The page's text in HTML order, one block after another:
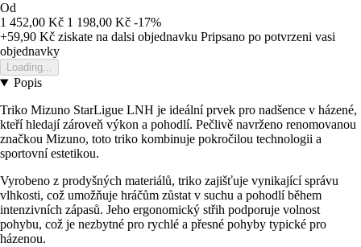
Od
1 452,00 Kč 1 198,00 Kč -17%
+59,90 Kč ziskate na dalsi objednavku Pripsano po potvrzeni vasi
objednavky
Loading...
Popis
Triko Mizuno StarLigue LNH je ideální prvek pro nadšence v házené,
kteří hledají zároveň výkon a pohodlí. Pečlivě navrženo renomovanou
značkou Mizuno, toto triko kombinuje pokročilou technologii a
sportovní estetikou.
Vyrobeno z prodyšných materiálů, triko zajišťuje vynikající správu
vlhkosti, což umožňuje hráčům zůstat v suchu a pohodlí během
intenzivních zápasů. Jeho ergonomický střih podporuje volnost
pohybu, což je nezbytné pro rychlé a přesné pohyby typické pro
házenou.